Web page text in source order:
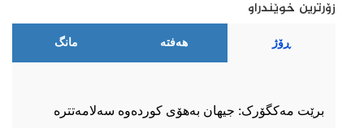
زۆرترین خوێندراو
ڕۆژ هەفتە مانگ
برێت مەکگۆرک: جیهان بەهۆی کوردەوە سەلامەتترە